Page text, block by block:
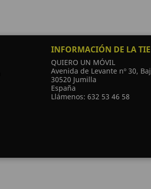
INFORMACIÓN DE LA
QUIERO UN MÓVIL
Avenida de Levante nº 30,
30520 Jumilla
España
Llámenos: 632 53 46 58